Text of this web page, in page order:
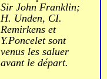
Sir John Franklin;
H. Unden, CI.
Remirkens et
Y.Poncelet sont
venus les saluer
avant le départ.